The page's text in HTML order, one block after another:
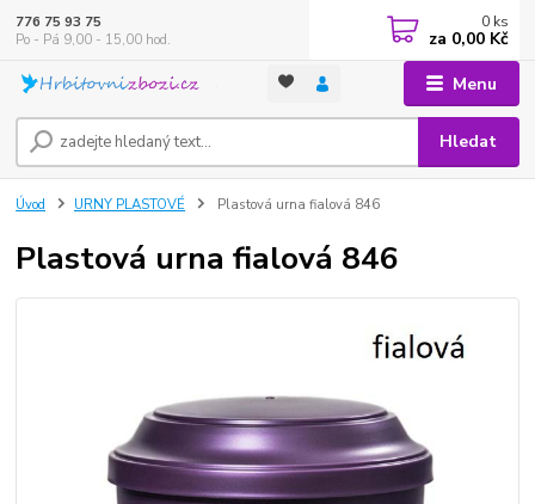
Menu
Hledat
776 75 93 75
Po - Pá 9,00 - 15,00 hod.
0 ks
za 0,00 Kč
Úvod URNY PLASTOVÉ Plastová urna fialová 846
Plastová urna fialová 846